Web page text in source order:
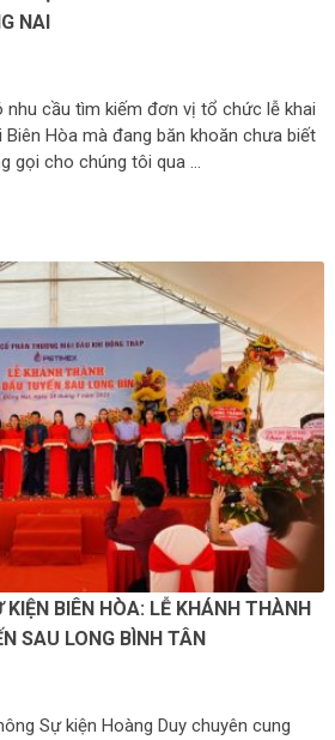
NAI
nhu cầu tìm kiếm đơn vị tổ chức lễ khai
Hòa mà đang băn khoăn chưa biết
gọi cho chúng tôi qua …
KIỆN BIÊN HÒA: LỄ KHÁNH THÀNH
SAU LONG BÌNH TÂN
Sự kiện Hoàng Duy chuyên cung